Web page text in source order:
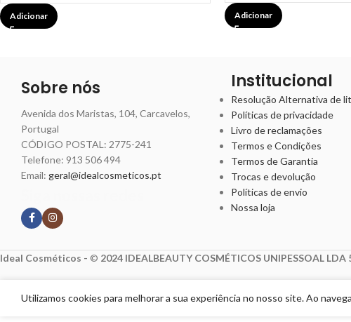
Adicionar Adicionar
Sobre nós
Avenida dos Maristas, 104, Carcavelos,
Portugal
CÓDIGO POSTAL: 2775-241
Telefone: 913 506 494
Email: geral@idealcosmeticos.pt
Institucional
Resolução Alternativa de
Políticas de privacidade
Livro de reclamações
Termos e Condições
Termos de Garantia
Trocas e devolução
Políticas de envio
Nossa loja
Ideal Cosméticos - © 2024 IDEALBEAUTY COSMÉTICOS UNIPESSOAL LDA
Utilizamos cookies para melhorar a sua experiência no nosso site. Ao